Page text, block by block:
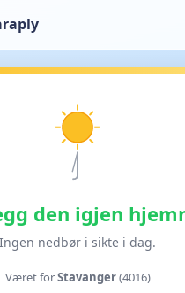
den igjen
Ingen nedbør i sikte i dag.
Været forStavanger(4016)